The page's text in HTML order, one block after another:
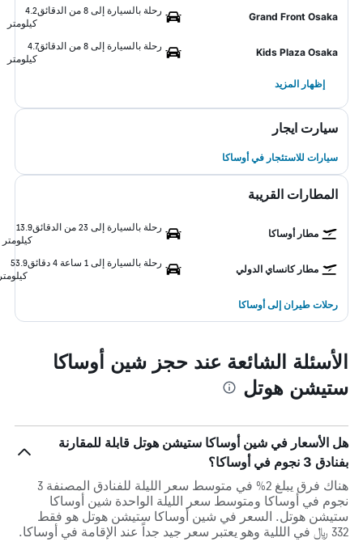
Grand Front Osaka
رحلة بالسيارة إلى 8 من الدقائق
4.2
كيلومتر
Kids Plaza Osaka
رحلة بالسيارة إلى 8 من الدقائق
4.7
كيلومتر
إظهار المزيد
سيارت ايجار
سيارات للاستئجار في أوساكا
المطارات القريبة
مطار أوساكا
رحلة بالسيارة إلى 23 من الدقائق
13.9
كيلومتر
مطار كانساي الدولي
رحلة بالسيارة إلى 1 ساعة 4 دقائق
53.9
رحلات طيران إلى أوساكا
الأسئلة الشائعة عند حجز شين أوساكا
ستيشن هوتل
هل الأسعار في شين أوساكا ستيشن هوتل قابلة للمقارنة
بفنادق 3 نجوم في أوساكا؟
هناك فرق يبلغ 2% في متوسط ​​سعر الليلة للفنادق المصنفة 3
نجوم في أوساكا ومتوسط ​​سعر الليلة الواحدة شين أوساكا
ستيشن هوتل. السعر في شين أوساكا ستيشن هوتل هو فقط
332 ﷼ في الللية وهو يعتبر سعر جيد جداً عند الإقامة في أوساكا.